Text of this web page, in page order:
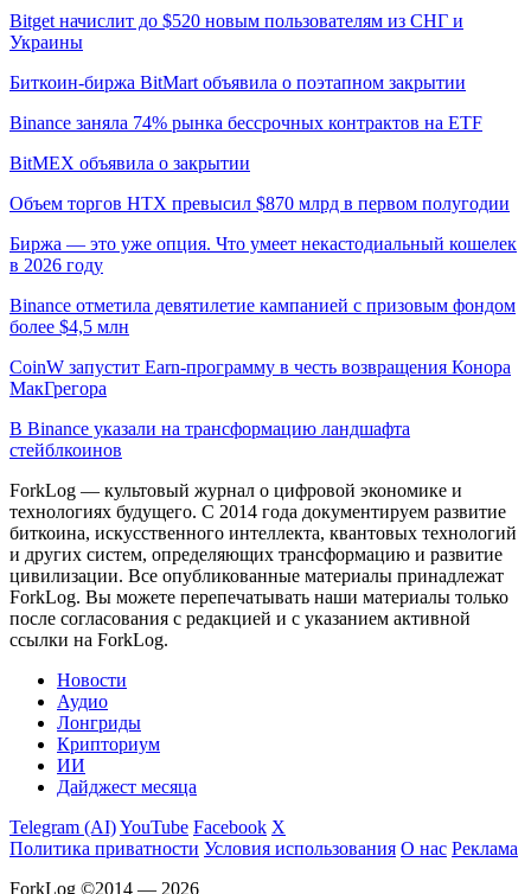
Bitget начислит до $520 новым пользователям из СНГ и
Украины
Биткоин-биржа BitMart объявила о поэтапном закрытии
Binance заняла 74% рынка бессрочных контрактов на ETF
BitMEX объявила о закрытии
Объем торгов HTX превысил $870 млрд в первом полугодии
Биржа — это уже опция. Что умеет некастодиальный кошелек
в 2026 году
Binance отметила девятилетие кампанией с призовым фондом
более $4,5 млн
CoinW запустит Earn-программу в честь возвращения Конора
МакГрегора
В Binance указали на трансформацию ландшафта
стейблкоинов
ForkLog — культовый журнал о цифровой экономике и
технологиях будущего. С 2014 года документируем развитие
биткоина, искусственного интеллекта, квантовых технологий
и других систем, определяющих трансформацию и развитие
цивилизации. Все опубликованные материалы принадлежат
ForkLog. Вы можете перепечатывать наши материалы только
после согласования с редакцией и с указанием активной
ссылки на ForkLog.
Новости
Аудио
Лонгриды
Крипториум
ИИ
Дайджест месяца
Telegram (AI)YouTube Facebook X
Политика приватности Условия использования О нас Реклама
ForkLog ©2014 — 2026